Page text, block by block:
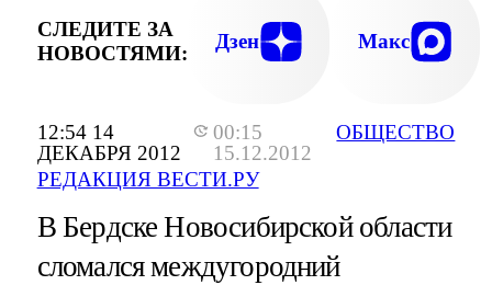
12:54 14
ДЕКАБРЯ 2012
00:15
15.12.2012
РЕДАКЦИЯ ВЕСТИ.РУ
ОБЩЕСТВО
СЛЕДИТЕ ЗА
НОВОСТЯМИ:
Дзен Макс
В Бердске Новосибирской области
сломался междугородний